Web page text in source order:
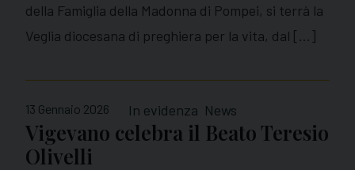
della Famiglia della Madonna di Pompei, si terrà la
Veglia diocesana di preghiera per la vita, dal […]
13 Gennaio 2026 In evidenza News
Vigevano celebra il Beato Teresio
Olivelli